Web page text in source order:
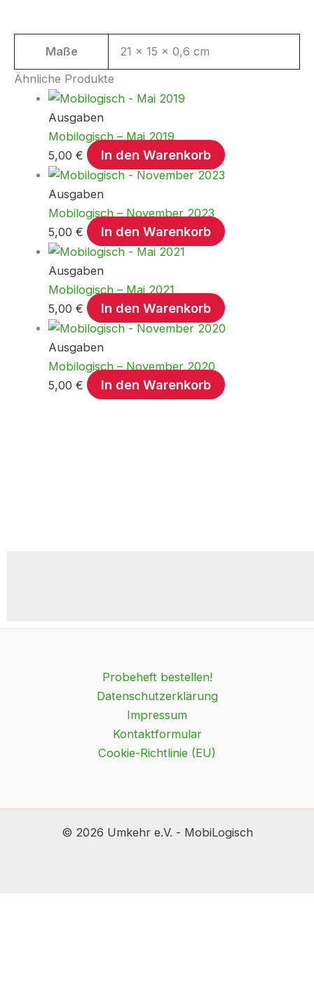
Maße
21 × 15 × 0,6 cm
Ähnliche Produkte
Ausgaben
Mobilogisch – Mai 2019
5,00€ In den Warenkorb
Ausgaben
Mobilogisch – November 2023
5,00€ In den Warenkorb
Ausgaben
Mobilogisch – Mai 2021
5,00€ In den Warenkorb
Ausgaben
Mobilogisch – November 2020
5,00€ In den Warenkorb
Probeheft bestellen!
Datenschutzerklärung
Impressum
Kontaktformular
Cookie-Richtlinie (EU)
© 2026 Umkehr e.V. - MobiLogisch